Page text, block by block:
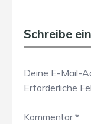
Schreibe
Deine E-Mail-
Erforderliche
Kommentar*